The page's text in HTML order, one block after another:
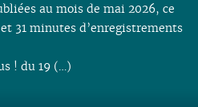
au mois de mai 2026, ce
31 minutes d’enregistrements
! du 19 (…)